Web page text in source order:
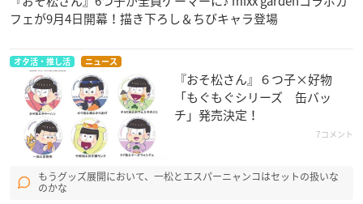
フェが9月4日開幕！描き下ろし＆ちびキャラ登場
オタ活・推し活 ニュース
『おそ松さん』６つ子×好物
「もぐもぐシリーズ 缶バッ
チ」発売決定！
7コメント
もうグッズ展開において、一松とエスパーニャンコはセットの扱いな
のかな